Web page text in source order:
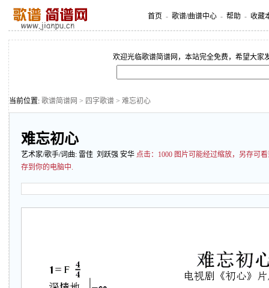
首页 - 歌谱/曲谱中心 - 帮助 - 收藏
欢迎光临歌谱简谱网，本站完全免费，希望大家
当前位置: 歌谱简谱网 > 四字歌谱 > 难忘初心
难忘初心
艺术家/歌手/词曲: 雷佳 刘跃强 安华 点击： 1000 图片可能经过缩放，另存可
存到你的电脑中.